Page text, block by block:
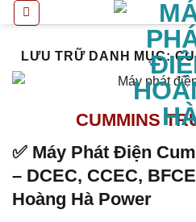
qua
dung
LƯU TRỮ DANH MỤC:
CUMMINS
✅ Máy Phát Điện
– DCEC, CCEC,
Hoàng Hà Power